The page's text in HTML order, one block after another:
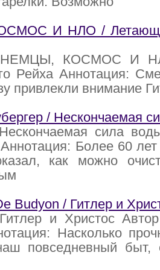
И НЛО /
НЕМЦЫ, КОСМОС И
Рейха Аннотация:
привлекли внимание
/ Нескончаемая
сила
Более 60 лет
как можно
Budyon / Гитлер и
и Христос
Насколько
повседневный быт,